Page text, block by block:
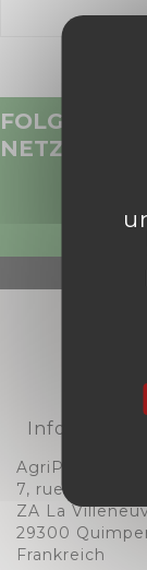
FOLGEN
AgriProTech
7, rue Ernest
ZA La
29300
Frankreich